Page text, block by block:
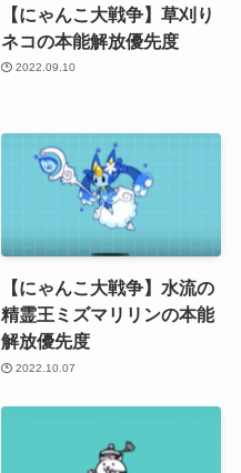
【にゃんこ大戦争】草刈り
ネコの本能解放優先度
2022.09.10
【にゃんこ大戦争】水流の
精霊王ミズマリリンの本能
解放優先度
2022.10.07